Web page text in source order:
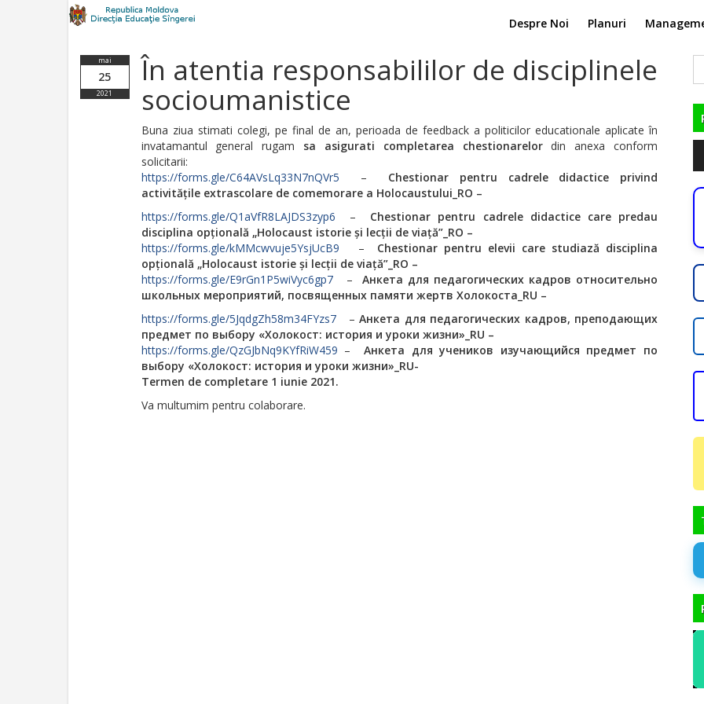
Despre Noi Planuri
mai
25
2021
În atentia responsabililor de disciplinele
socioumanistice
Buna ziua stimati colegi, pe final de an, perioada de feedback a politicilor educationale aplicate în
invatamantul general rugam sa asigurati completarea chestionarelordin anexa conform
solicitarii:
https://forms.gle/C64AVsLq33N7nQVr5 – Chestionar pentru cadrele didactice privind
activitățile extrascolare de comemorare a Holocaustului_RO –
https://forms.gle/Q1aVfR8LAJDS3zyp6 – Chestionar pentru cadrele didactice care predau
disciplina opțională „Holocaust istorie și lecții de viață”_RO –
https://forms.gle/kMMcwvuje5YsjUcB9 – Chestionar pentru elevii care studiază disciplina
opțională „Holocaust istorie și lecții de viață”_RO –
https://forms.gle/E9rGn1P5wiVyc6gp7–Анкета для педагогических кадров относительно
школьных мероприятий, посвященных памяти жертв Холокоста_RU –
https://forms.gle/5JqdgZh58m34FYzs7–Анкета для педагогических кадров, преподающих
предмет по выбору «Холокост: история и уроки жизни»_RU –
https://forms.gle/QzGJbNq9KYfRiW459 –Анкета для учеников изучающийся предмет по
выбору «Холокост: история и уроки жизни»_RU-
Termen de completare 1 iunie 2021.
Va multumim pentru colaborare.